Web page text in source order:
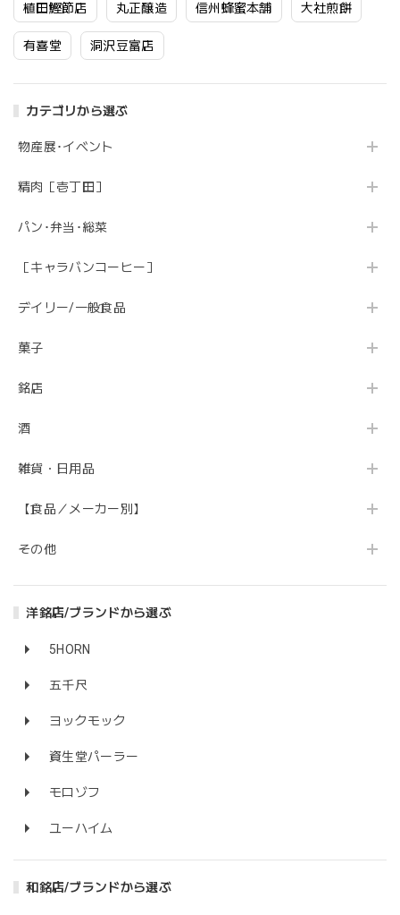
植田鰹節店 丸正醸造 信州蜂蜜本舗 大社煎餅
有喜堂 洞沢豆富店
カテゴリから選ぶ
物産展･イベント
精肉［壱丁田］
パン･弁当･総菜
［キャラバンコーヒー］
デイリー/一般食品
菓子
銘店
酒
雑貨・日用品
【食品／メーカー別】
その他
洋銘店/ブランドから選ぶ
5HORN
五千尺
ヨックモック
資生堂パーラー
モロゾフ
ユーハイム
和銘店/ブランドから選ぶ